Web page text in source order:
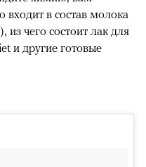
входит в состав молока
из чего состоит лак для
и другие готовые